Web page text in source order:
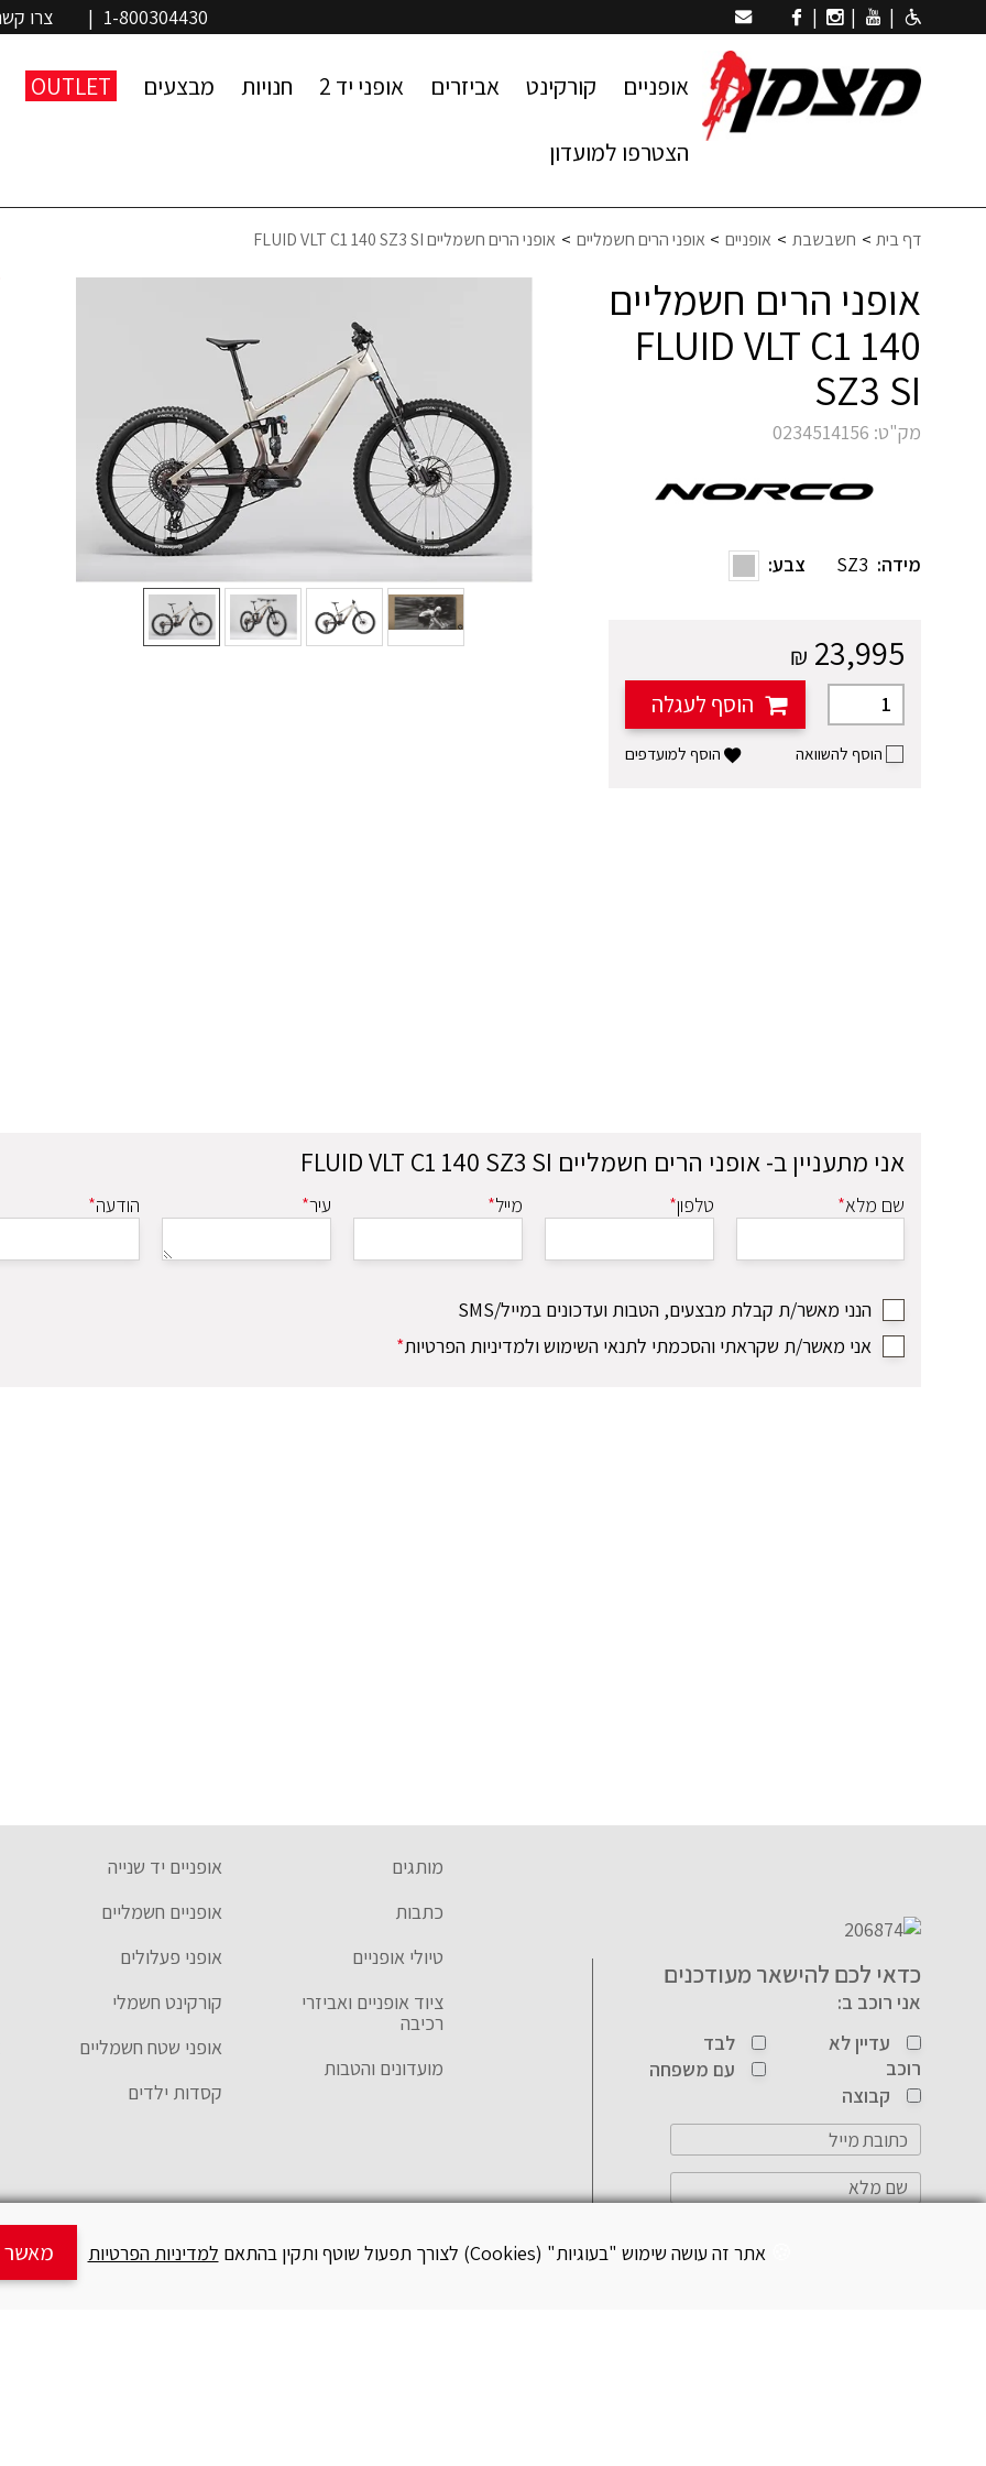
|
|
|
1-800304430
| צרו
אופניים קורקינט אביזרים אופני יד 2 חנויות מבצעים OUTLET
הצטרפו למועדון
דף בית חשבשבת אופניים אופני הרים חשמליים אופני הרים חשמליים FLUID VLT C1 140 SZ3 SI
אופני הרים חשמליים
FLUID VLT C1 140
SZ3 SI
מק"ט: 0234514156
מידה: SZ3 צבע:
23,995
₪
הוסף לעגלה
הוסף למועדפים
אני מתעניין ב-אופני הרים חשמליים FLUID VLT C1 140 SZ3 SI
שם מלא* טלפון* מייל* עיר* הודעה*
הנני מאשר/ת קבלת מבצעים, הטבות ועדכונים במייל/SMS
אני מאשר/ת שקראתי והסכמתי לתנאי השימוש ולמדיניות הפרטיות*
כדאי לכם להישאר מעודכנים
אני רוכב ב:
עדיין לא
רוכב
לבד
עם משפחה
קבוצה
מותגים
כתבות
טיולי אופניים
ציוד אופניים ואביזרי
רכיבה
מועדונים והטבות
אופניים יד שנייה
אופניים חשמליים
אופני פעלולים
קורקינט חשמלי
אופני שטח חשמליים
קסדות ילדים
אתר זה עושה שימוש "בעוגיות" (Cookies) לצורך תפעול שוטף ותקין בהתאם למדיניות הפרטיות מאשר